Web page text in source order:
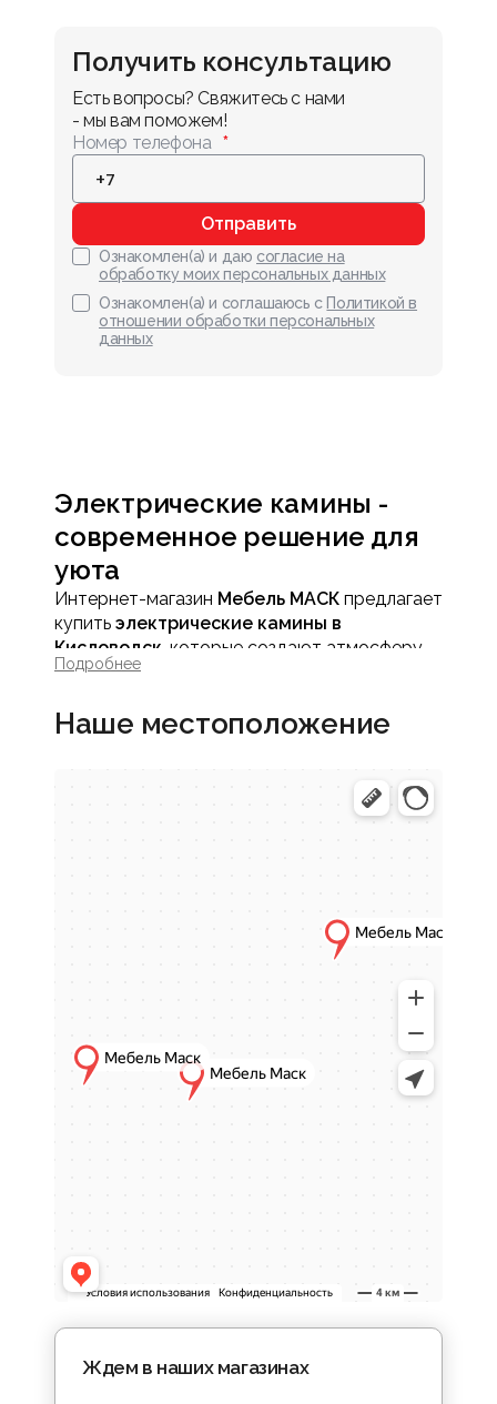
Получить консультацию
Есть вопросы? Свяжитесь с нами
- мы вам поможем!
Номер телефона
Отправить
Ознакомлен(а) и даю согласие на
обработку моих персональных данных
Ознакомлен(а) и соглашаюсь с Политикой в
отношении обработки персональных
данных
Электрические камины -
современное решение для
уюта
Интернет-магазин Мебель МАСК предлагает
купить электрические камины в
Кисловодск , которые создают атмосферу
тепла и комфорта в квартире или доме без
требований. Электрокамин гармонично
Безопасность и удобство
жилых помещениях.
Простота установки
Модели легко размещаются в интерьере и
сформировать комфортную зону отдыха.
В каталоге Мебель МАСКпредставлены
Подробнее
Наше местоположение
Ждем в наших магазинах